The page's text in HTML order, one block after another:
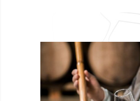
I terreni